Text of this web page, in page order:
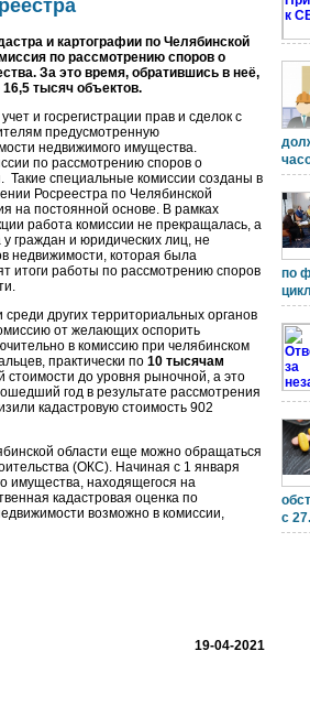
и картографии по Челябинской
по рассмотрению споров о
За это время, обратившись в неё,
тысяч объектов.
и госрегистрации прав и сделок с
предусмотренную
недвижимого имущества.
по рассмотрению споров о
Такие специальные комиссии созданы в
Росреестра по Челябинской
на постоянной основе. В рамках
работа комиссии не прекращалась, а
граждан и юридических лиц, не
недвижимости, которая была
итоги работы по рассмотрению споров
других территориальных органов
от желающих оспорить
в комиссию при челябинском
практически по 10 тысячам
до уровня рыночной, а это
год в результате рассмотрения
кадастровую стоимость 902
области еще можно обращаться
(ОКС). Начиная с 1 января
имущества, находящегося на
кадастровая оценка по
возможно в комиссии,
19-04-2021
по
с